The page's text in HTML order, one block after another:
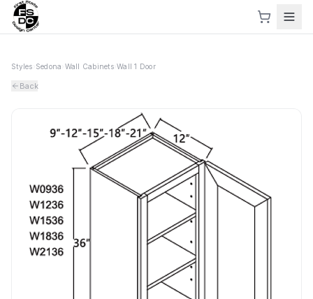
Styles Sedona Wall Cabinets› Wall 1 Door
Back